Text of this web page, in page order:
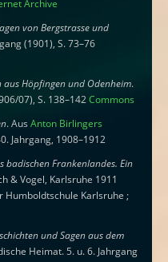
Archive
von Bergstrasse und
(1901), S. 73–76
aus Höpfingen und Odenheim.
07), S. 138–142Commons
. AusAnton Birlingers
Jahrgang, 1908–1912
badischen Frankenlandes. Ein
& Vogel, Karlsruhe 1911
Humboldtschule Karlsruhe ;
und Sagen aus dem
Heimat. 5. u. 6. Jahrgang